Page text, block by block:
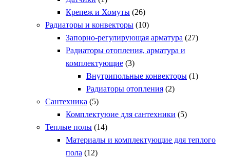
Крепеж и Хомуты (26)
Радиаторы и конвекторы (10)
Запорно-регулирующая арматура (27)
Радиаторы отопления, арматура и
комплектующие (3)
Внутрипольные конвекторы (1)
Радиаторы отопления (2)
Сантехника (5)
Комплектуюие для сантехники (5)
Теплые полы (14)
Материалы и комплектующие для теплого
пола (12)